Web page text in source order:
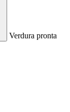
Verdura pronta